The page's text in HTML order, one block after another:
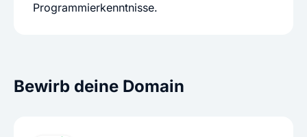
Programmierkenntnisse.
Bewirb deine Domain